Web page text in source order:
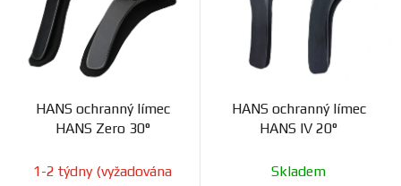
HANS ochranný límec
HANS Zero 30°
1-2 týdny (vyžadována
HANS ochranný límec
HANS IV 20°
Skladem